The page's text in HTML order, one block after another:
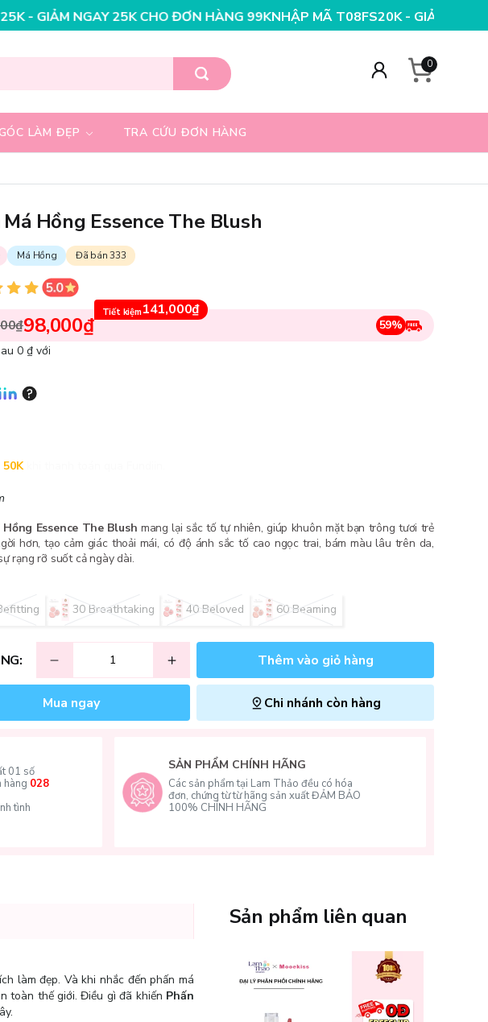
30K CHO ĐƠN HÀNG 199KNHẬP MÃ T08FS25K - GIẢM NGAY 25K CHO
0
LÀM ĐẸP TRA CỨU ĐƠN HÀNG
Má Hồng Essence The Blush
Má Hồng Đã bán 333
98,000₫
Tiết kiệm141,000₫
59%
0 ₫ với
50K
Hồng Essence The Blush mang lại sắc tố tự nhiên, giúp khuôn mặt bạn trông tươi trẻ
hơn, tạo cảm giác thoải mái, có độ ánh sắc tố cao ngọc trai, bám màu lâu trên da,
rạng rỡ suốt cả ngày dài.
30 Breathtaking 40 Beloved 60 Beaming
Thêm vào giỏ hàng
Mua ngay Chi nhánh còn hàng
01 số
hàng 028
tình
SẢN PHẨM CHÍNH HÃNG
Các sản phẩm tại Lam Thảo đều có hóa
đơn, chứng từ từ hãng sản xuất ĐẢM BẢO
100% CHÍNH HÃNG
làm đẹp. Và khi nhắc đến phấn má
toàn thế giới. Điều gì đã khiến Phấn
Sản phẩm liên quan